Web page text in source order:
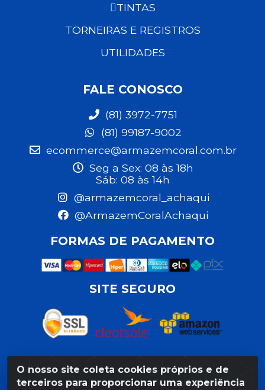
O nosso site coleta cookies próprios e de
terceiros para proporcionar uma experiência
TINTAS
TORNEIRAS E REGISTROS
UTILIDADES
FALE CONOSCO
(81) 3972-7751
(81) 99187-9002
ecommerce@armazemcoral.com.br
Seg a Sex: 08 às 18h
Sáb: 08 às 14h
@armazemcoral_achaqui
@ArmazemCoralAchaqui
FORMAS DE PAGAMENTO
SITE SEGURO
Razão Social: Armazém Coral LTDA - Rua da Praia, 103 -